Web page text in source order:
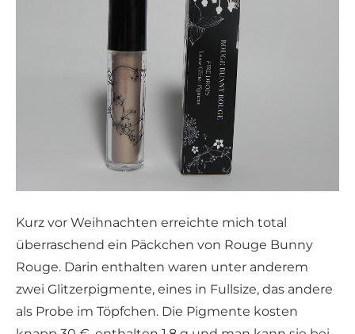
Kurz vor Weihnachten erreichte mich total
überraschend ein Päckchen von Rouge Bunny
Rouge. Darin enthalten waren unter anderem
zwei Glitzerpigmente, eines in Fullsize, das andere
als Probe im Töpfchen. Die Pigmente kosten